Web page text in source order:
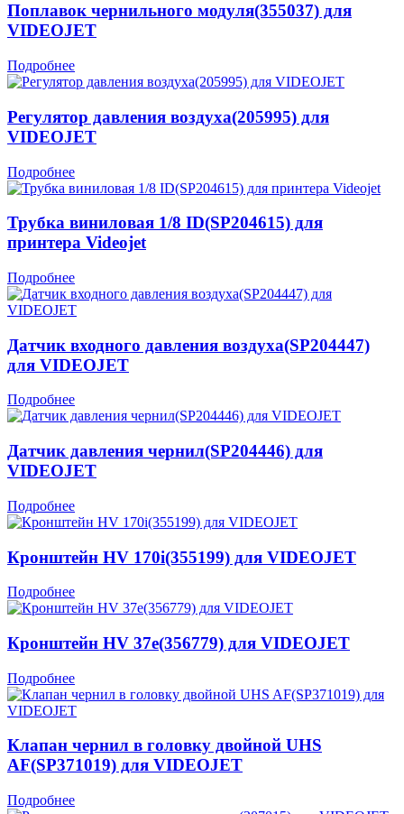
Поплавок чернильного модуля(355037) для
VIDEOJET
Подробнее
Регулятор давления воздуха(205995) для
VIDEOJET
Подробнее
Трубка виниловая 1/8 ID(SP204615) для
принтера Videojet
Подробнее
Датчик входного давления воздуха(SP204447)
для VIDEOJET
Подробнее
Датчик давления чернил(SP204446) для
VIDEOJET
Подробнее
Кронштейн HV 170i(355199) для VIDEOJET
Подробнее
Кронштейн HV 37e(356779) для VIDEOJET
Подробнее
Клапан чернил в головку двойной UHS
AF(SP371019) для VIDEOJET
Подробнее